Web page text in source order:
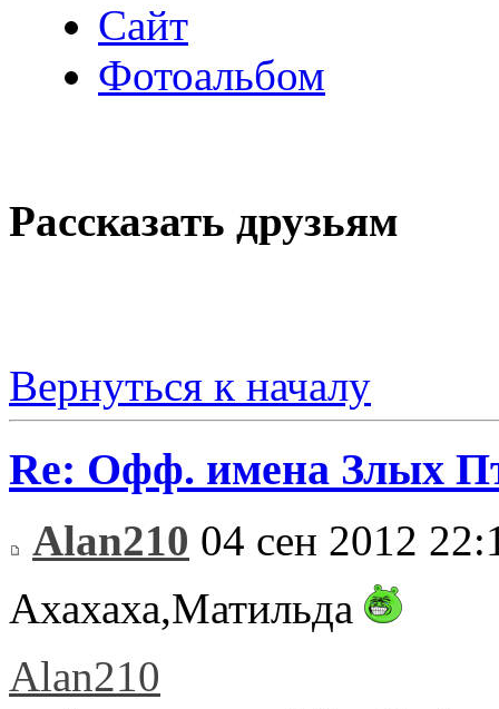
Сайт
Фотоальбом
Рассказать друзьям
Вернуться к началу
Re: Офф. имена Злых
Alan210 04 сен 2012
Ахахаха,Матильда
Alan210